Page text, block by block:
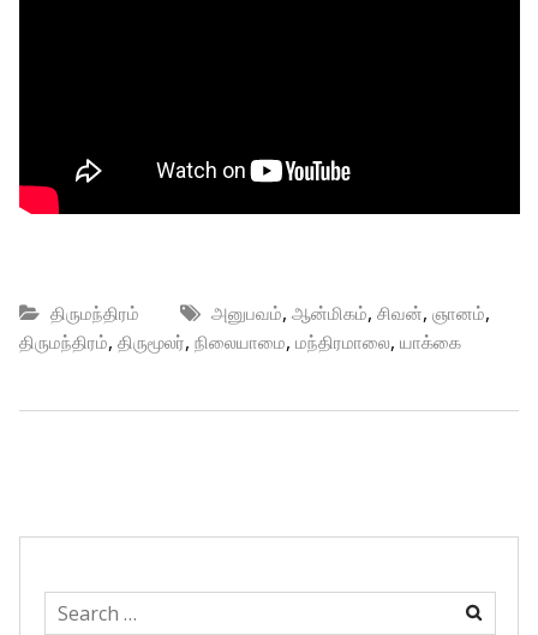
திருமந்திரம் அனுபவம், ஆன்மிகம், சிவன், ஞானம்,
திருமந்திரம், திருமூலர், நிலையாமை, மந்திரமாலை, யாக்கை
Search